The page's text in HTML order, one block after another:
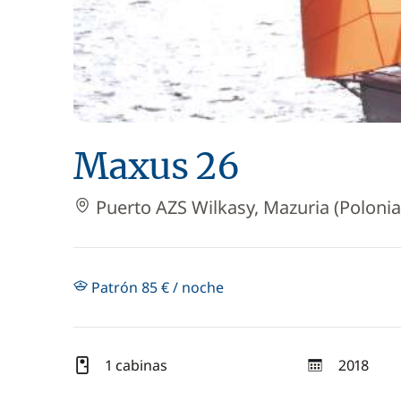
Maxus 26
Puerto AZS Wilkasy, Mazuria
Patrón 85 € / noche
1 cabinas 2018
año